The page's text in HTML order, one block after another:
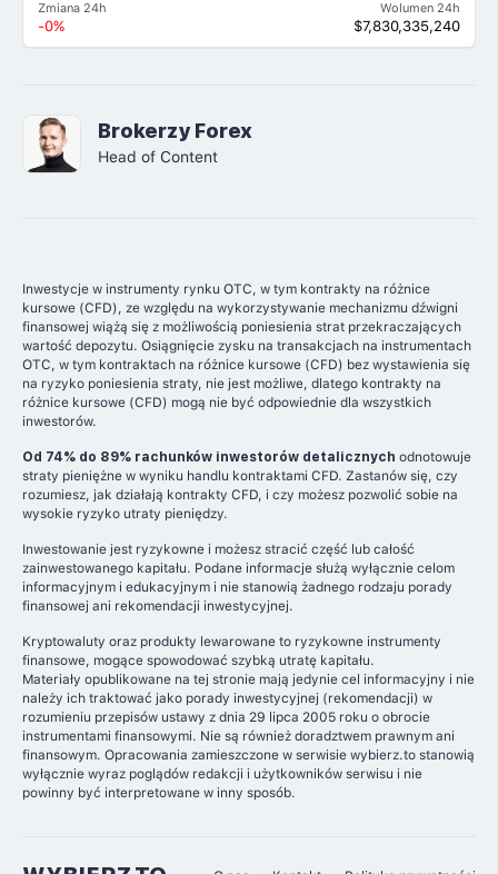
Zmiana 24h
-0%
Wolumen 24h
$7,830,335,240
Brokerzy Forex
Head of Content
Inwestycje w instrumenty rynku OTC, w tym kontrakty na różnice
kursowe (CFD), ze względu na wykorzystywanie mechanizmu dźwigni
finansowej wiążą się z możliwością poniesienia strat przekraczających
wartość depozytu. Osiągnięcie zysku na transakcjach na instrumentach
OTC, w tym kontraktach na różnice kursowe (CFD) bez wystawienia się
na ryzyko poniesienia straty, nie jest możliwe, dlatego kontrakty na
różnice kursowe (CFD) mogą nie być odpowiednie dla wszystkich
inwestorów.
Od 74% do 89% rachunków inwestorów detalicznych odnotowuje
straty pieniężne w wyniku handlu kontraktami CFD. Zastanów się, czy
rozumiesz, jak działają kontrakty CFD, i czy możesz pozwolić sobie na
wysokie ryzyko utraty pieniędzy.
Inwestowanie jest ryzykowne i możesz stracić część lub całość
zainwestowanego kapitału. Podane informacje służą wyłącznie celom
informacyjnym i edukacyjnym i nie stanowią żadnego rodzaju porady
finansowej ani rekomendacji inwestycyjnej.
Kryptowaluty oraz produkty lewarowane to ryzykowne instrumenty
finansowe, mogące spowodować szybką utratę kapitału.
Materiały opublikowane na tej stronie mają jedynie cel informacyjny i nie
należy ich traktować jako porady inwestycyjnej (rekomendacji) w
rozumieniu przepisów ustawy z dnia 29 lipca 2005 roku o obrocie
instrumentami finansowymi. Nie są również doradztwem prawnym ani
finansowym. Opracowania zamieszczone w serwisie wybierz.to stanowią
wyłącznie wyraz poglądów redakcji i użytkowników serwisu i nie
powinny być interpretowane w inny sposób.